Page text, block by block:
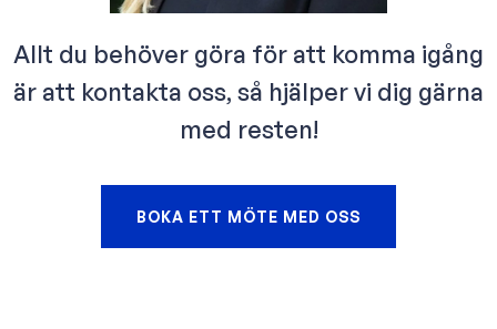
Allt du behöver göra för att komma igång
är att kontakta oss, så hjälper vi dig gärna
med resten!
BOKA ETT MÖTE MED OSS